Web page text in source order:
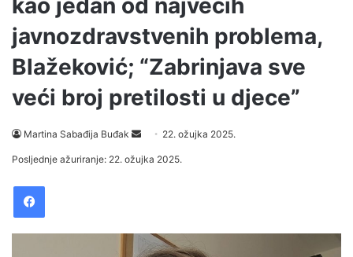
kao jedan od najvećih
javnozdravstvenih problema,
Blažeković; “Zabrinjava sve
veći broj pretilosti u djece”
Martina Sabađija Buđak
e
e
22. ožujka 2025.
Posljednje ažuriranje: 22. ožujka 2025.